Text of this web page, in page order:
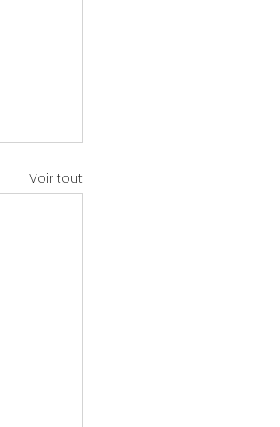
Voir tout